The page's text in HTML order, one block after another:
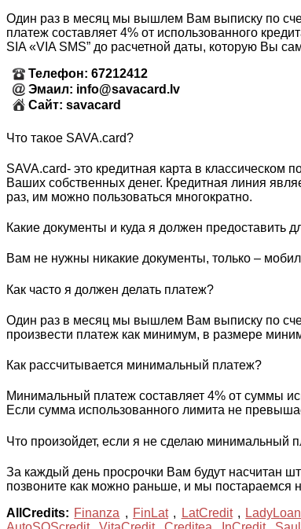
Один раз в месяц мы вышлем Вам выписку по
платеж составляет 4% от использованного
SIA «VIA SMS” до расчетной даты, которую Вы
Телефон: 67212412
Эмаил: info@savacard.lv
Сайт: savacard
Что такое SAVA.card?
SAVA.card- это кредитная карта в классическом
Ваших собственных денег. Кредитная линия
раз, им можно пользоваться многократно.
Какие документы и куда я должен предоставить
Вам не нужны никакие документы, только –
Как часто я должен делать платеж?
Один раз в месяц мы вышлем Вам выписку по
произвести платеж как минимум, в размере
Как рассчитывается минимальный платеж?
Минимальный платеж составляет 4% от суммы
Если сумма использованного лимита не
Что произойдет, если я не сделаю минимальный
За каждый день просрочки Вам будут насчитан
позвоните как можно раньше, и мы постараемся
AllCredits: Finanza , FinLat, LatCredit, LadyLoan